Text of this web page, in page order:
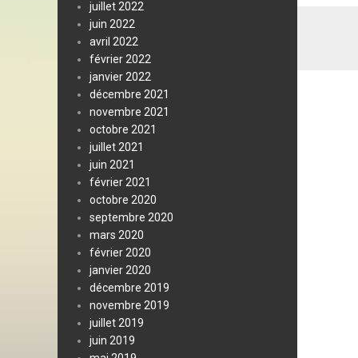
juillet 2022
juin 2022
avril 2022
février 2022
janvier 2022
décembre 2021
novembre 2021
octobre 2021
juillet 2021
juin 2021
février 2021
octobre 2020
septembre 2020
mars 2020
février 2020
janvier 2020
décembre 2019
novembre 2019
juillet 2019
juin 2019